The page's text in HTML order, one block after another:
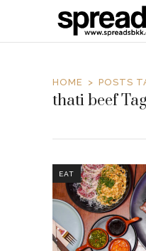
HOME POSTS
thati beef Tag
EAT